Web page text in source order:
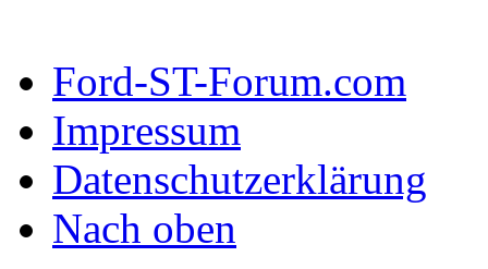
Ford-ST-Forum.com
Impressum
Datenschutzerklärung
Nach oben